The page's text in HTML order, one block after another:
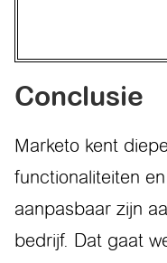
Conclusie
Marketo kent
functionaliteiten
aanpasbaar zijn
bedrijf. Dat gaat